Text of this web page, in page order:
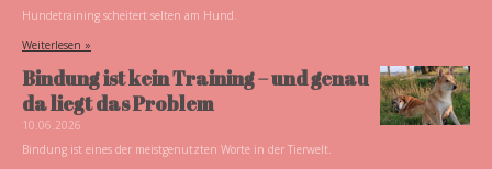
Hundetraining scheitert selten am Hund.
Weiterlesen »
Bindung ist kein Training – und genau
da liegt das Problem
10.06.2026
Bindung ist eines der meistgenutzten Worte in der Tierwelt.